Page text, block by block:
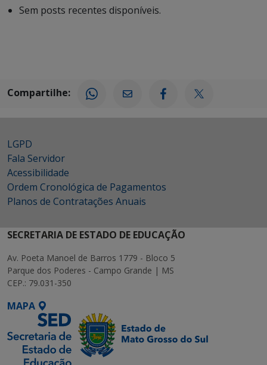
Sem posts recentes disponíveis.
Compartilhe:
LGPD
Fala Servidor
Acessibilidade
Ordem Cronológica de Pagamentos
Planos de Contratações Anuais
SECRETARIA DE ESTADO DE EDUCAÇÃO
Av. Poeta Manoel de Barros 1779 - Bloco 5
Parque dos Poderes - Campo Grande | MS
CEP.: 79.031-350
MAPA